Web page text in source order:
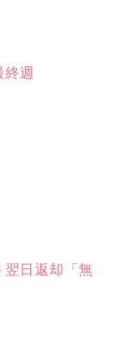
週
日返却「無